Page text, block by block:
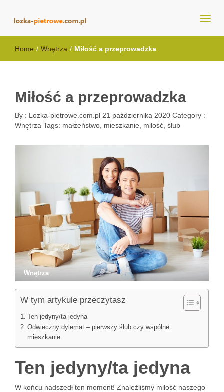
lozka-pietrowe.com.pl
Home / Wnętrza / Miłość a przeprowadzka
Miłość a przeprowadzka
By : Lozka-pietrowe.com.pl 21 października 2020 Category :
Wnętrza Tags: małżeństwo mieszkanie miłość ślub
Wnętrza
W tym artykule przeczytasz
Ten jedyny/ta jedyna
Odwieczny dylemat – pierwszy ślub czy wspólne
mieszkanie
Ten jedyny/ta jedyna
W końcu nadszedł ten moment! Znaleźliśmy miłość naszego